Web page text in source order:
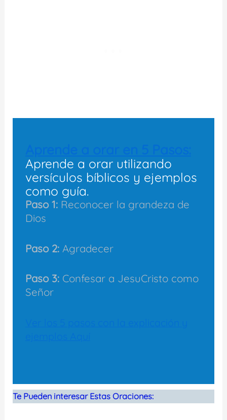
Aprende a orar utilizando
versículos bíblicos y ejemplos
como guía.
Paso 1:Reconocer la grandeza de
Dios
Paso 2:Agradecer
Paso 3: Confesar a JesuCristo como
Señor
Te Pueden interesar Estas Oraciones: